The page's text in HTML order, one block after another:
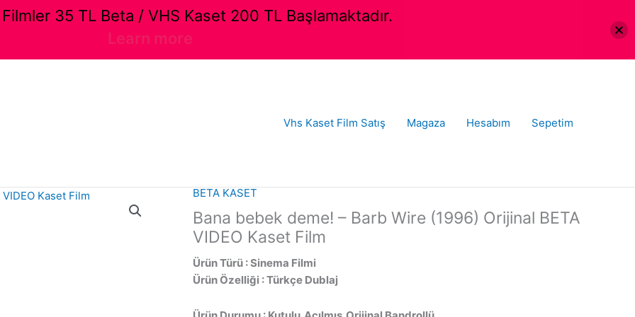
Vhs Kaset Film Satış Magaza Hesabım Sepetim
BETA KASET
Bana bebek deme! – Barb Wire (1996) Orijinal BETA
VIDEO Kaset Film
Ürün Türü : Sinema Filmi
Ürün Özelliği : Türkçe Dublaj
35 TL Beta / VHS Kaset 200 TL Başlamaktadır.
Learn more